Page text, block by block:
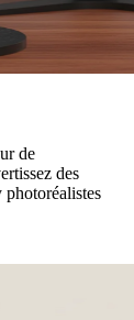
de
des
photoréalistes